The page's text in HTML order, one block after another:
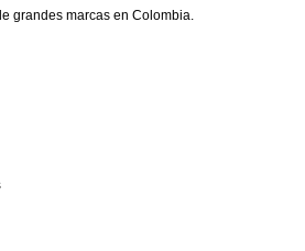
grandes marcas en Colombia.